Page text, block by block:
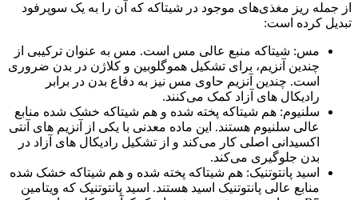
از جمله ریز مغذی‌های موجود در شیتاکه که آن را به یک سوپرفود
تبدیل کرده است:
مس: شیتاکه منبع عالی مس است. مس به عنوان ترکیبی از
چندین آنزیم، برای تشکیل هموگلوبین و کلاژن در بدن ضروری
است. چندین آنزیم حاوی مس نیز به دفاع بدن در برابر
رادیکال های آزاد کمک می‌کنند.
سلنیوم: هم شیتاکه پخته شده و هم شیتاکه خشک شده منابع
عالی سلنیوم هستند. این ماده معدنی با یکی از آنزیم های آنتی
اکسیدانی اصلی کار می‌کند و از تشکیل رادیکال های آزاد در
بدن جلوگیری می‌کند.
اسید پانتوتنیک: هم شیتاکه پخته شده و هم شیتاکه خشک شده
منابع عالی پانتوتنیک اسید هستند. اسید پانتوتنیک که ویتامین